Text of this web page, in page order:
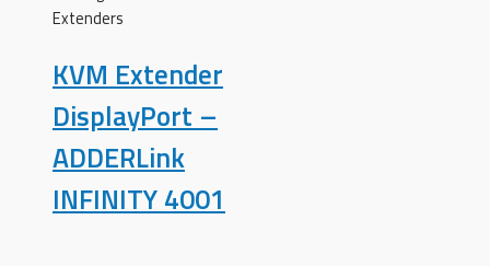
Extenders
KVM Extender
DisplayPort –
ADDERLink
INFINITY 4001